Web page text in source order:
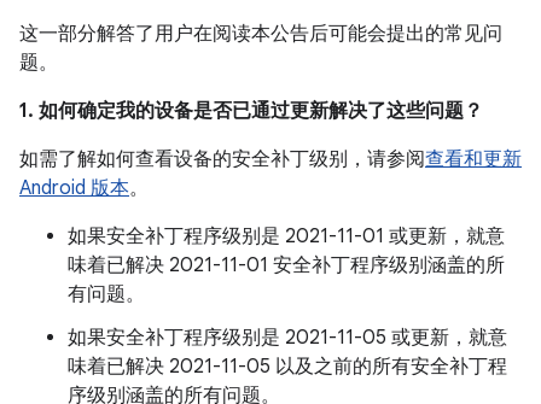
这一部分解答了用户在阅读本公告后可能会提出的常见问
题。
1. 如何确定我的设备是否已通过更新解决了这些问题？
如需了解如何查看设备的安全补丁级别，请参阅查看和更新
Android 版本。
如果安全补丁程序级别是 2021-11-01 或更新，就意
味着已解决 2021-11-01 安全补丁程序级别涵盖的所
有问题。
如果安全补丁程序级别是 2021-11-05 或更新，就意
味着已解决 2021-11-05 以及之前的所有安全补丁程
序级别涵盖的所有问题。